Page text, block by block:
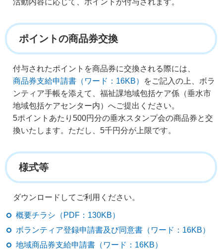
活動内容に応じて、ポイントが付与されます。
ポイントの商品券交換
付与されたポイントを商品券に交換される際には、
商品券支給申請書（ワード：16KB）
をご記入の上、ボラ
ンティア手帳を添えて、福祉課地域包括ケア係（垂水市
地域包括ケアセンター内）へご提出ください。
5ポイントあたり500円分の垂水スタンプ会の商品券と交
換いたします。ただし、5千円分が上限です。
様式等
ダウンロードしてご利用ください。
概要チラシ（PDF：130KB）
ボランティア登録申請書及び同意書（ワード：16KB）
地域商品券支給申請書（ワード：16KB）